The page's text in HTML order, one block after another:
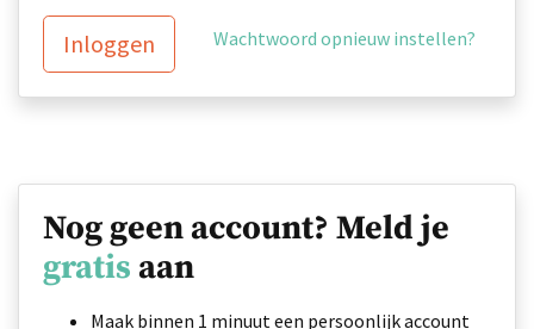
Inloggen Wachtwoord opnieuw instellen?
Nog geen account? Meld je
gratis aan
Maak binnen 1 minuut een persoonlijk account